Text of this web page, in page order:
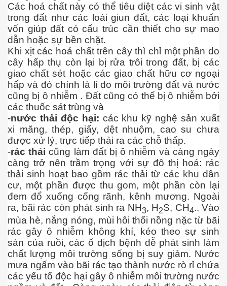
Các hoá chất này có thể tiêu diệt các vi sinh vật
trong đất như các loài giun đất, các loại khuẩn
vốn giúp đất có cấu trúc cần thiết cho sự mao
dẫn hoặc sự bền chặt.
Khi xịt các hoá chất trên cây thì chỉ một phần do
cây hấp thụ còn lại bị rửa trôi trong đất, bị các
giao chất sét hoặc các giao chất hữu cơ ngoại
hấp và đó chính là lí do môi trường đất và nước
cũng bị ô nhiễm . Đất cũng có thể bị ô nhiễm bởi
các thuốc sát trùng và
-nước thải độc hại: các khu kỹ nghệ sản xuất
xi măng, thép, giấy, dệt nhuộm, cao su chưa
được xử lý, trực tiếp thải ra các chỗ thấp.
-rác thải cũng làm đất bị ô nhiễm và càng ngày
càng trở nên trầm trọng với sự đô thị hoá: rác
thải sinh hoạt bao gồm rác thải từ các khu dân
cư, một phần được thu gom, một phần còn lại
đem đổ xuống cống rãnh, kênh mương. Ngoài
ra, bãi rác còn phát sinh ra NH3, H2S, CH4.. Vào
mùa hè, nắng nóng, mùi hôi thối nồng nặc từ bãi
rác gây ô nhiễm không khí, kéo theo sự sinh
sản của ruồi, các ổ dịch bệnh dễ phát sinh làm
chất lượng môi trường sống bị suy giảm. Nước
mưa ngấm vào bãi rác tạo thành nước rò rỉ chứa
các yếu tố độc hại gây ô nhiễm môi trường nước
452b
không?